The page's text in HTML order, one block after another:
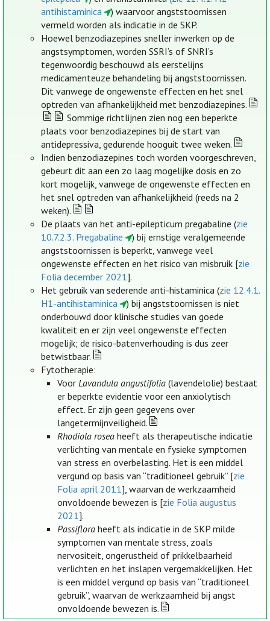
antihistaminica
) waarvoor angststoornissen
vermeld worden als indicatie in de SKP.
Hoewel benzodiazepines sneller inwerken op de
angstsymptomen, worden SSRI’s of SNRI’s
tegenwoordig beschouwd als eerstelijns
medicamenteuze behandeling bij angststoornissen.
Dit vanwege de ongewenste effecten en het snel
optreden van afhankelijkheid met benzodiazepines.
Sommige richtlijnen zien nog een beperkte
plaats voor benzodiazepines bij de start van
antidepressiva, gedurende hooguit twee weken.
Indien benzodiazepines toch worden voorgeschreven,
gebeurt dit aan een zo laag mogelijke dosis en zo
kort mogelijk, vanwege de ongewenste effecten en
het snel optreden van afhankelijkheid (reeds na 2
weken).
De plaats van het anti-epilepticum pregabaline (zie
10.7.2.3. Pregabaline
) bij ernstige veralgemeende
angststoornissen is beperkt, vanwege veel
ongewenste effecten en het risico van misbruik [zie
Folia december 2021].
Het gebruik van sederende anti-histaminica (zie 12.4.1.
H1-antihistaminica
) bij angststoornissen is niet
onderbouwd door klinische studies van goede
kwaliteit en er zijn veel ongewenste effecten
mogelijk; de risico-batenverhouding is dus zeer
betwistbaar.
Fytotherapie:
Voor Lavandula angustifolia(lavendelolie) bestaat
er beperkte evidentie voor een anxiolytisch
effect. Er zijn geen gegevens over
langetermijnveiligheid.
Rhodiola roseaheeft als therapeutische indicatie
verlichting van mentale en fysieke symptomen
van stress en overbelasting. Het is een middel
vergund op basis van “traditioneel gebruik” [zie
Folia april 2011], waarvan de werkzaamheid
onvoldoende bewezen is [zie Folia augustus
2021].
Passifloraheeft als indicatie in de SKP milde
symptomen van mentale stress, zoals
nervositeit, ongerustheid of prikkelbaarheid
verlichten en het inslapen vergemakkelijken. Het
is een middel vergund op basis van “traditioneel
gebruik”, waarvan de werkzaamheid bij angst
onvoldoende bewezen is.